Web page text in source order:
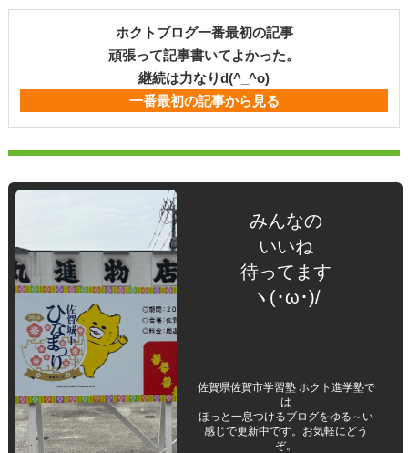
ホクトブログ一番最初の記事
頑張って記事書いてよかった。
継続は力なりd(^_^o)
一番最初の記事から見る
みんなの
いいね
待ってます
ヽ(･ω･)/
佐賀県佐賀市学習塾 ホクト進学塾で
は
ほっと一息つけるブログをゆる～い
感じで更新中です。お気軽にどう
ぞ。